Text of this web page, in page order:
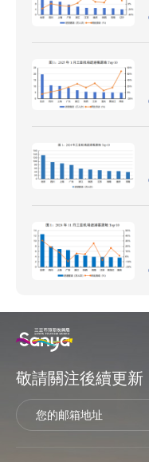
敬請關注後續更新